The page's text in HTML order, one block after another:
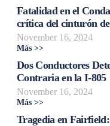
Fatalidad en el
crítica del cinturón
November 16, 2024
Más >>
Dos Conductores
Contraria en la I-805
November 16, 2024
Más >>
Tragedia en